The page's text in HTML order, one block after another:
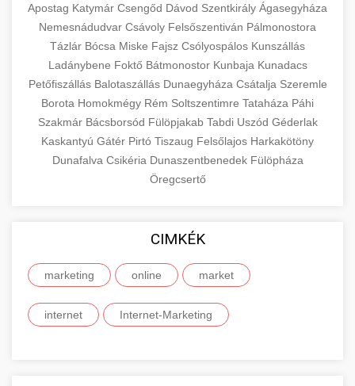
Apostag Katymár Csengőd Dávod Szentkirály Ágasegyháza
Nemesnádudvar Csávoly Felsőszentiván Pálmonostora
Tázlár Bócsa Miske Fajsz Csólyospálos Kunszállás
Ladánybene Foktő Bátmonostor Kunbaja Kunadacs
Petőfiszállás Balotaszállás Dunaegyháza Csátalja Szeremle
Borota Homokmégy Rém Soltszentimre Tataháza Páhi
Szakmár Bácsborsód Fülöpjakab Tabdi Uszód Géderlak
Kaskantyú Gátér Pirtó Tiszaug Felsőlajos Harkakötöny
Dunafalva Csikéria Dunaszentbenedek Fülöpháza
Öregcsertő
CIMKÉK
marketing online market
internet Internet-Marketing